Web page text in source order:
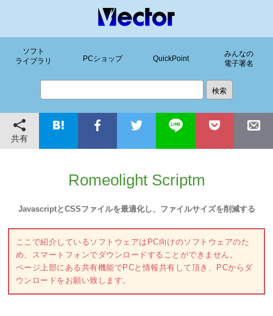
ソフト
ライブラリ
PCショップ QuickPoint
みんなの
電子署名
共有
Romeolight Scriptm
JavascriptとCSSファイルを最適化し、ファイルサイズを削減する
ここで紹介しているソフトウェアはPC向けのソフトウェアのた
め、スマートフォンでダウンロードすることができません。
ページ上部にある共有機能でPCと情報共有して頂き、PCからダ
ウンロードをお願い致します。